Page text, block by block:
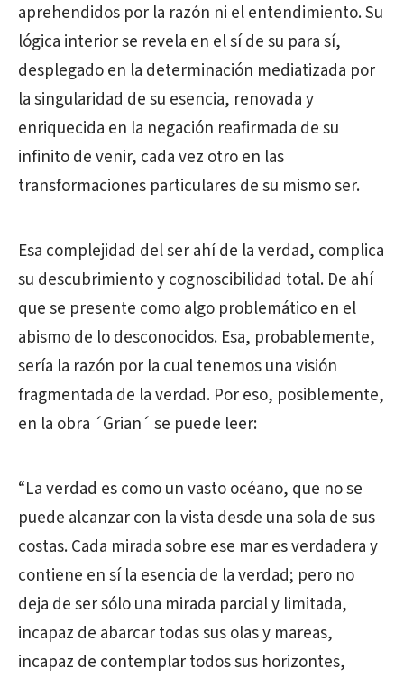
aprehendidos por la razón ni el entendimiento. Su
lógica interior se revela en el sí de su para sí,
desplegado en la determinación mediatizada por
la singularidad de su esencia, renovada y
enriquecida en la negación reafirmada de su
infinito de venir, cada vez otro en las
transformaciones particulares de su mismo ser.
Esa complejidad del ser ahí de la verdad, complica
su descubrimiento y cognoscibilidad total. De ahí
que se presente como algo problemático en el
abismo de lo desconocidos. Esa, probablemente,
sería la razón por la cual tenemos una visión
fragmentada de la verdad. Por eso, posiblemente,
en la obra ´Grian´ se puede leer:
“La verdad es como un vasto océano, que no se
puede alcanzar con la vista desde una sola de sus
costas. Cada mirada sobre ese mar es verdadera y
contiene en sí la esencia de la verdad; pero no
deja de ser sólo una mirada parcial y limitada,
incapaz de abarcar todas sus olas y mareas,
incapaz de contemplar todos sus horizontes,